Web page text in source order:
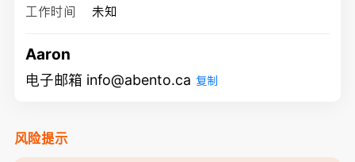
工作时间
未知
Aaron
电子邮箱 info@abento.ca 复制
风险提示